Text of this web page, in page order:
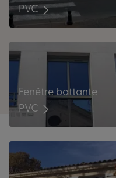
PVC
Fenêtre battante
PVC